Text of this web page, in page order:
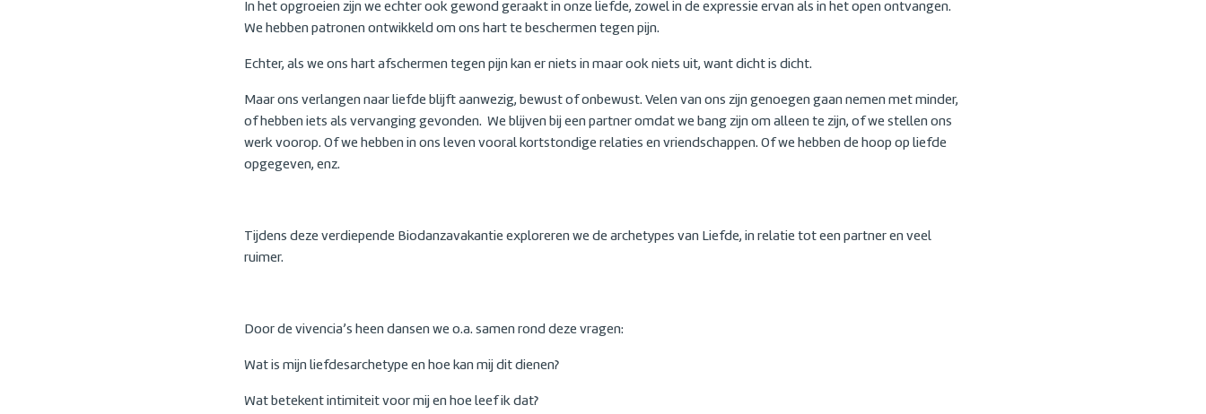
In het opgroeien zijn we echter ook gewond geraakt in onze liefde, zowel in de expressie ervan als in het open ontvangen.
We hebben patronen ontwikkeld om ons hart te beschermen tegen pijn.
Echter, als we ons hart afschermen tegen pijn kan er niets in maar ook niets uit, want dicht is dicht.
Maar ons verlangen naar liefde blijft aanwezig, bewust of onbewust. Velen van ons zijn genoegen gaan nemen met minder,
of hebben iets als vervanging gevonden. We blijven bij een partner omdat we bang zijn om alleen te zijn, of we stellen ons
werk voorop. Of we hebben in ons leven vooral kortstondige relaties en vriendschappen. Of we hebben de hoop op liefde
opgegeven, enz.
Tijdens deze verdiepende Biodanzavakantie exploreren we de archetypes van Liefde, in relatie tot een partner en veel
ruimer.
Door de vivencia’s heen dansen we o.a. samen rond deze vragen:
Wat is mijn liefdesarchetype en hoe kan mij dit dienen?
Wat betekent intimiteit voor mij en hoe leef ik dat?